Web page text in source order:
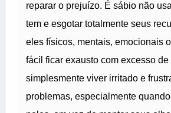
reparar o prejuízo. É sábio não
tem e esgotar totalmente seus
eles físicos, mentais, emocionais
fácil ficar exausto com excesso de
simplesmente viver irritado e
problemas, especialmente